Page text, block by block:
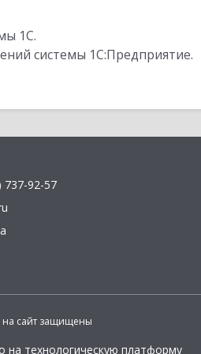
1С.
системы 1С:Предприятие.
737-92-57
на сайт защищены
на технологическую платформу